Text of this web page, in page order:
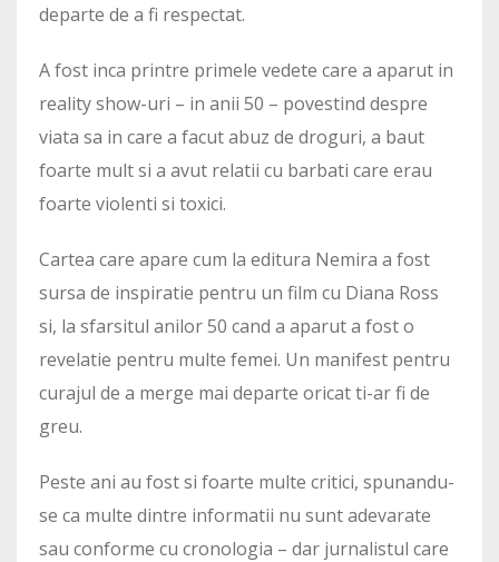
departe de a fi respectat.
A fost inca printre primele vedete care a aparut in
reality show-uri – in anii 50 – povestind despre
viata sa in care a facut abuz de droguri, a baut
foarte mult si a avut relatii cu barbati care erau
foarte violenti si toxici.
Cartea care apare cum la editura Nemira a fost
sursa de inspiratie pentru un film cu Diana Ross
si, la sfarsitul anilor 50 cand a aparut a fost o
revelatie pentru multe femei. Un manifest pentru
curajul de a merge mai departe oricat ti-ar fi de
greu.
Peste ani au fost si foarte multe critici, spunandu-
se ca multe dintre informatii nu sunt adevarate
sau conforme cu cronologia – dar jurnalistul care